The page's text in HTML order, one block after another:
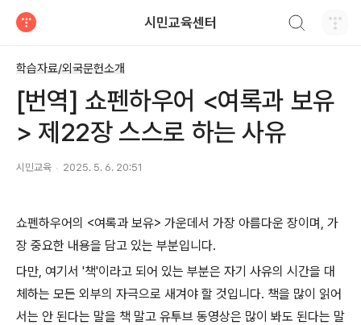
시민교육센터
학습자료/외국문헌소개
[번역] 쇼펜하우어 <여록과 보유
> 제22장 스스로 하는 사유
시민교육 2025. 5. 6. 20:51
쇼펜하우어의 <여록과 보유> 가운데서 가장 아름다운 장이며, 가
장 중요한 내용을 담고 있는 부분입니다.
다만, 여기서 '책'이라고 되어 있는 부분은 자기 사유의 시간을 대
체하는 모든 외부의 자극으로 새겨야 할 것입니다. 책을 많이 읽어
서는 안 된다는 말을 책 말고 유투브 동영상은 많이 봐도 된다는 말